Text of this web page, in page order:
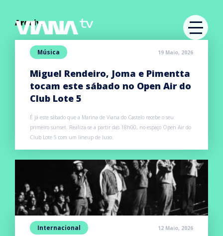
Arquivo
Música 19 Maio, 2026
Miguel Rendeiro, Joma e Pimentta
tocam este sábado no Open Air do
Club Lote 5
É já este sábado que a Marina de Viana do Castelo recebe o seu
primeiro sunset. Realiza-se a partir das 18h00, no espaço Open Air do
Club Lote 5 com um lineup de luxo.
Internacional 12 Maio, 2026